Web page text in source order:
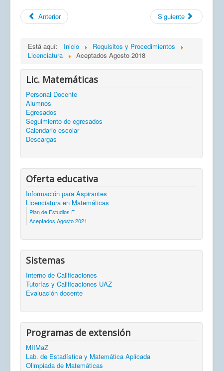
Anterior Siguiente
Está aquí: Inicio
Requisitos y Procedimientos
Licenciatura
Aceptados Agosto 2018
Lic. Matemáticas
Personal Docente
Alumnos
Egresados
Seguimiento de egresados
Calendario escolar
Descargas
Oferta educativa
Información para Aspirantes
Licenciatura en Matemáticas
Plan de Estudios E
Aceptados Agosto 2021
Sistemas
Interno de Calificaciones
Tutorías y Calificaciones UAZ
Evaluación docente
Programas de extensión
MIIMaZ
Lab. de Estadística y Matemática Aplicada
Olimpiada de Matemáticas